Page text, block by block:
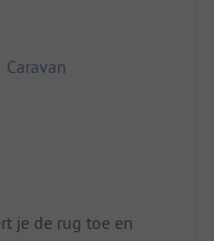
Caravan
je de rug toe en